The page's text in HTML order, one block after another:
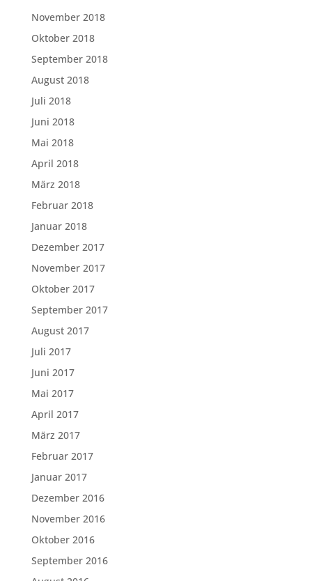
November 2018
Oktober 2018
September 2018
August 2018
Juli 2018
Juni 2018
Mai 2018
April 2018
März 2018
Februar 2018
Januar 2018
Dezember 2017
November 2017
Oktober 2017
September 2017
August 2017
Juli 2017
Juni 2017
Mai 2017
April 2017
März 2017
Februar 2017
Januar 2017
Dezember 2016
November 2016
Oktober 2016
September 2016